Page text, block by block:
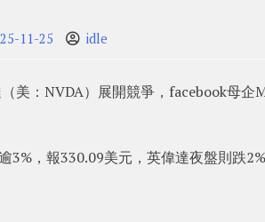
11-25 idle
美：NVDA）展開競爭，facebook母企
，報330.09美元，英偉達夜盤則跌2%